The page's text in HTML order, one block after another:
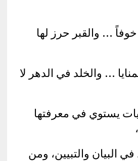
خوفاً … والقبر حرز لها
… والخلد في الدهر لا
يستوي في معرفتها
البيان والتبيين، ومن